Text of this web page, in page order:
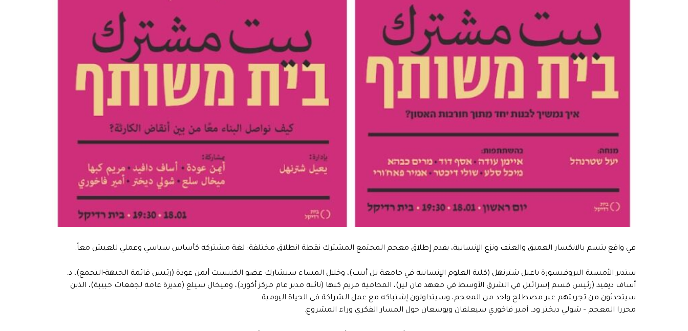
في واقع يتسم بالانكسار العميق والعنف ونزع الإنسانية، يقدم إطلاق معجم المجتمع المشترك نقطة انطلاق مختلفة: لغة مشتركة كأساس سياسي وعملي للعيش معاً.
ستدير الأمسية البروفيسورة ياعيل شترنهل (كلية العلوم الإنسانية في جامعة تل أبيب)، وخلال المساء سيشارك عضو الكنيست أيمن عودة (رئيس قائمة الجبهة-التجمع)، د.
أساف ديفيد (رئيس قسم إسرائيل في الشرق الأوسط في معهد فان لير)، المحامية مريم كبها (نائبة مدير عام مركز أكورد)، وميخال سيلع (مديرة عامة لجفعات حبيبة)، الذين
سيتحدثون من تجربتهم عبر مصطلح واحد من المعجم، وسيتداولون إشتباكه مع عمل الشراكة في الحياة اليومية.
محررا المعجم – شولي ديختر ود. أمير فاخوري سيعلقان ويوسعان حول المسار الفكري وراء المشروع.